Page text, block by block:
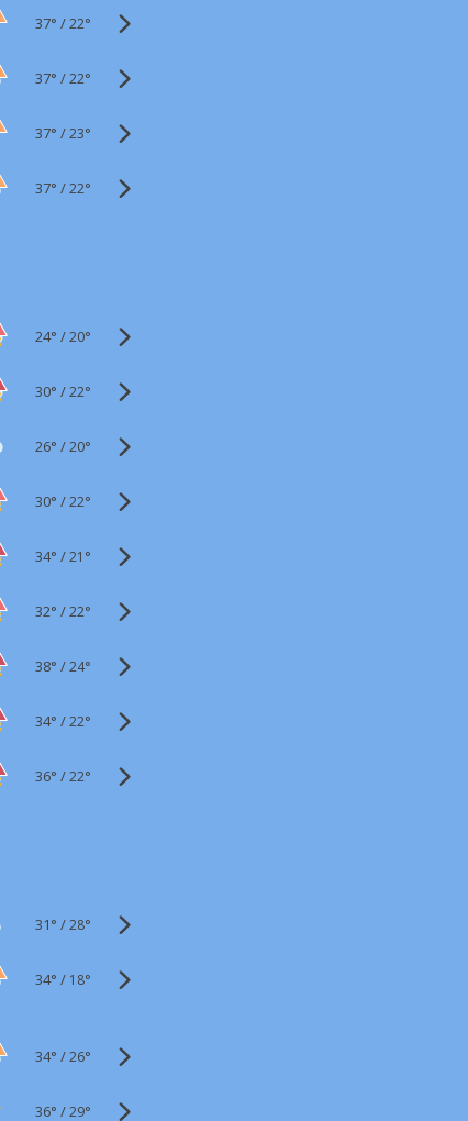
37° /22°
37° /22°
37° /23°
37° /22°
24° /20°
30° /22°
26° /20°
30° /22°
34° /21°
32° /22°
38° /24°
34° /22°
36° /22°
31° /28°
34° / 18°
34° /26°
36° /29°